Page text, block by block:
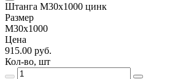
Штанга М30х1000 цинк
Размер
М30х1000
Цена
915.00 руб.
Кол-во, шт